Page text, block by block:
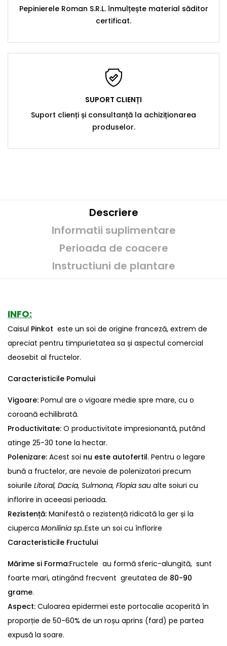
Pepinierele Roman S.R.L. înmulțește material săditor
certificat.
SUPORT CLIENȚI
Suport clienți și consultanță la achiziționarea
produselor.
Descriere
Informatii suplimentare
Perioada de coacere
Instructiuni de plantare
INFO:
Caisul Pinkot este un soi de origine franceză, extrem de
apreciat pentru timpurietatea sa și aspectul comercial
deosebit al fructelor.
Caracteristicile Pomului
Vigoare: Pomul are o vigoare medie spre mare, cu o
coroană echilibrată.
Productivitate: O productivitate impresionantă, putând
atinge 25-30 tone la hectar.
Polenizare: Acest soi nu este autofertil. Pentru o legare
bună a fructelor, are nevoie de polenizatori precum
soiurile Litoral, Dacia, Sulmona, Flopia sau alte soiuri cu
inflorire in aceeasi perioada.
Rezistență: Manifestă o rezistență ridicată la ger și la
ciuperca Monilinia sp..Este un soi cu înflorire
Caracteristicile Fructului
Mărime si Forma:Fructele au formă sferic-alungită, sunt
foarte mari, atingând frecvent greutatea de 80-90
grame.
Aspect: Culoarea epidermei este portocalie acoperită în
proporție de 50-60% de un roșu aprins (fard) pe partea
expusă la soare.